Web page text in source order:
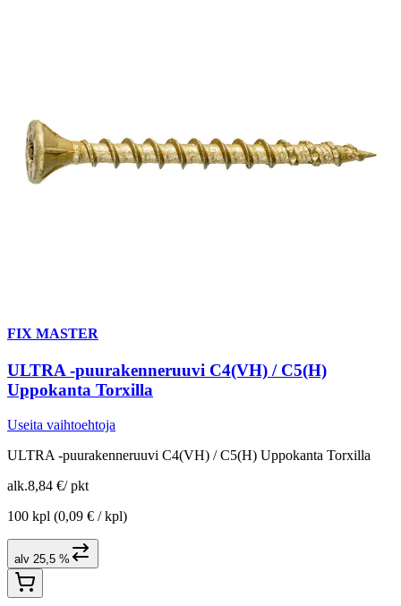
FIX MASTER
ULTRA -puurakenneruuvi C4(VH) / C5(H)
Uppokanta Torxilla
Useita vaihtoehtoja
ULTRA -puurakenneruuvi C4(VH) / C5(H) Uppokanta Torxilla
alk.8,84 €/ pkt
100 kpl (0,09 € / kpl)
alv 25,5 %